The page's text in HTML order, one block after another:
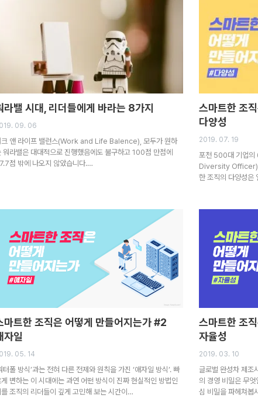
라밸 시대, 리더들에게 바라는 8가지
09. 06
크 앤 라이프 밸런스(Work and Life Balence), 모두가 원하
워라밸은 대대적으로 진행했음에도 불구하고 100점 만점에
점 밖에 나오지 않았습니다.…
스마트한 조
다양성
2019. 07. 19
포천 500대 기업
Diversity Officer)
한 조직의 다양성은
마트한 조직은 어떻게 만들어지는가 #2
자일
05. 14
터폴 방식’과는 전혀 다른 전제와 원칙을 가진 ‘애자일 방식’. 빠
변하는 이 시대에는 과연 어떤 방식이 진짜 현실적인 방법인
를 조직의 리더들이 깊게 고민해 보는 시간이…
스마트한 조
자율
2019. 03. 10
글로벌 완성차 제조
의 경영 비밀은 무엇
심 비밀을 파헤쳐봅